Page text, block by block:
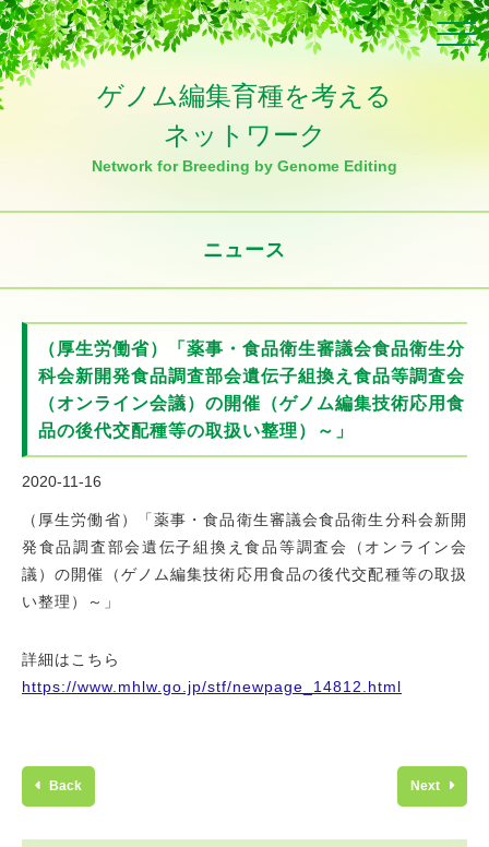
ゲノム編集育種を考える
ネットワーク
Network for Breeding by Genome Editing
Click
ニュース
（厚生労働省）「薬事・食品衛生審議会食品衛生分
科会新開発食品調査部会遺伝子組換え食品等調査会
（オンライン会議）の開催（ゲノム編集技術応用食
品の後代交配種等の取扱い整理）～」
2020-11-16
（厚生労働省）「薬事・食品衛生審議会食品衛生分科会新開
発食品調査部会遺伝子組換え食品等調査会（オンライン会
議）の開催（ゲノム編集技術応用食品の後代交配種等の取扱
い整理）～」
詳細はこちら
https://www.mhlw.go.jp/stf/newpage_14812.html
Back Next